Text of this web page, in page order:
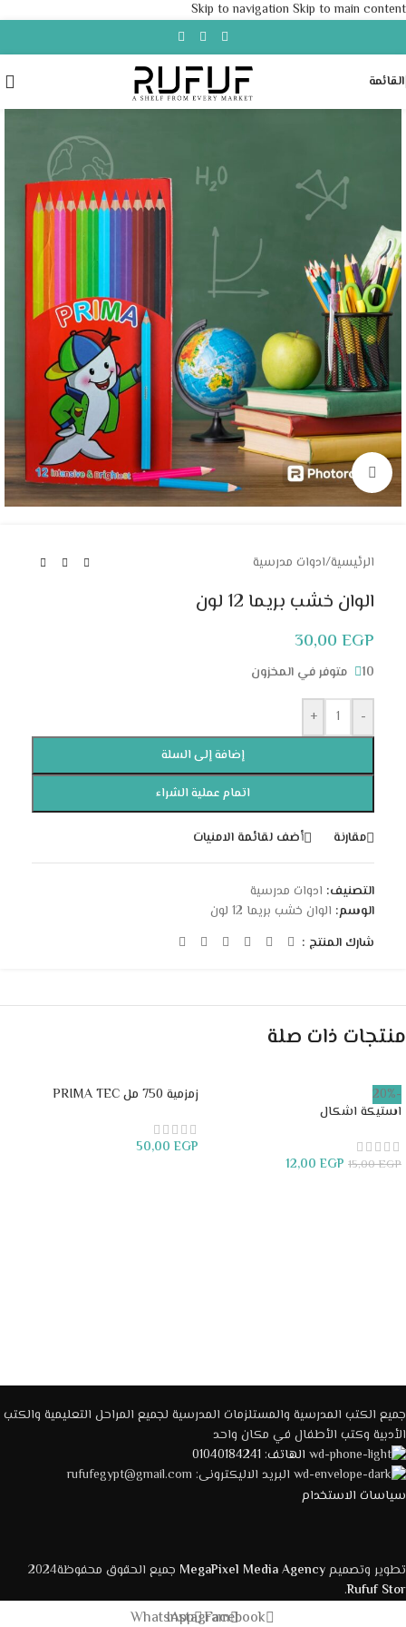
Skip to navigation Skip to main content
القائمة
Click to enlarge
الرئيسية/ادوات مدرسية
الوان خشب بريما 12 لون
30,00 EGP
10 متوفر في المخزون
-
+
إضافة إلى السلة
اتمام عملية الشراء
مقارنة أضف لقائمة الامنيات
التصنيف: ادوات مدرسية
الوسم: الوان خشب بريما 12 لون
شارك المنتج :
منتجات ذات صلة
-20%
استيكة اشكال
15,00EGP
12,00 EGP
زمزمية 750 مل PRIMA TEC
50,00 EGP
جميع الكتب المدرسية والمستلزمات المدرسية لجميع المراحل التعليمية والكتب
الأدبية وكتب الأطفال في مكان واحد
الهاتف: 01040184241
البريد الاليكترونى: rufufegypt@gmail.com
سياسات الاستخدام
تطوير وتصميمMegaPixel Media Agency جميع الحقوق محفوظة2024
Rufuf Stor
.
Facebook
Instagram
WhatsApp